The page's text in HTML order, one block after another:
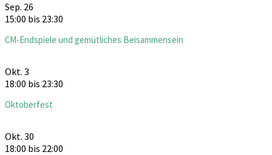
Sep. 26
15:00 bis 23:30
CM-Endspiele und gemütliches Beisammensein
Okt. 3
18:00 bis 23:30
Oktoberfest
Okt. 30
18:00 bis 22:00